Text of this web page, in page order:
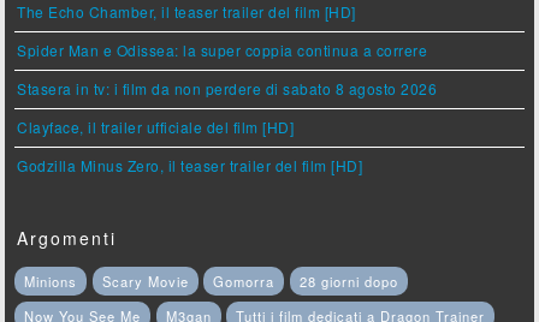
The Echo Chamber, il teaser trailer del film [HD]
Spider Man e Odissea: la super coppia continua a correre
Stasera in tv: i film da non perdere di sabato 8 agosto 2026
Clayface, il trailer ufficiale del film [HD]
Godzilla Minus Zero, il teaser trailer del film [HD]
Argomenti
Minions Scary Movie Gomorra
28 giorni dopo
Now You See Me
M3gan
Tutti i film dedicati a Dragon Trainer